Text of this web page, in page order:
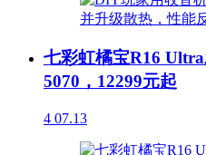
七彩虹橘宝R16
5070，12299元起
4 07.13